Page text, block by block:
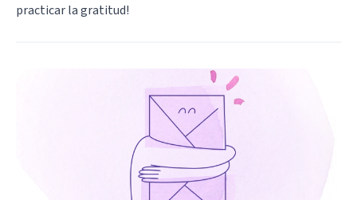
practicar la gratitud!